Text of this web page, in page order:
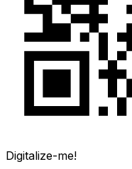
Digitalize-me!